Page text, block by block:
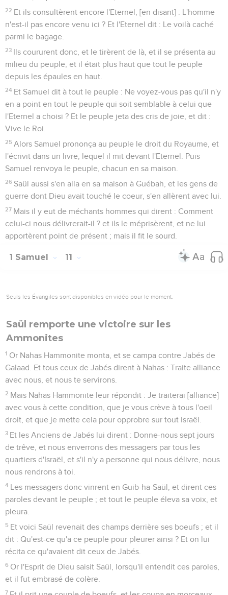
22 Et ils consultèrent encore l'Eternel, [en disant] : L'homme
n'est-il pas encore venu ici ? Et l'Eternel dit : Le voilà caché
parmi le bagage.
23 Ils coururent donc, et le tirèrent de là, et il se présenta au
milieu du peuple, et il était plus haut que tout le peuple
depuis les épaules en haut.
24 Et Samuel dit à tout le peuple : Ne voyez-vous pas qu'il n'y
en a point en tout le peuple qui soit semblable à celui que
l'Eternel a choisi ? Et le peuple jeta des cris de joie, et dit :
Vive le Roi.
25 Alors Samuel prononça au peuple le droit du Royaume, et
l'écrivit dans un livre, lequel il mit devant l'Eternel. Puis
Samuel renvoya le peuple, chacun en sa maison.
26 Saül aussi s'en alla en sa maison à Guébah, et les gens de
guerre dont Dieu avait touché le coeur, s'en allèrent avec lui.
27 Mais il y eut de méchants hommes qui dirent : Comment
celui-ci nous délivrerait-il ? et ils le méprisèrent, et ne lui
apportèrent point de présent ; mais il fit le sourd.
1 Samuel 11
Seuls les Évangiles sont disponibles en vidéo pour le moment.
Saül remporte une victoire sur les
Ammonites
1 Or Nahas Hammonite monta, et se campa contre Jabés de
Galaad. Et tous ceux de Jabés dirent à Nahas : Traite alliance
avec nous, et nous te servirons.
2 Mais Nahas Hammonite leur répondit : Je traiterai [alliance]
avec vous à cette condition, que je vous crève à tous l'oeil
droit, et que je mette cela pour opprobre sur tout Israël.
3 Et les Anciens de Jabés lui dirent : Donne-nous sept jours
de trêve, et nous enverrons des messagers par tous les
quartiers d'Israël, et s'il n'y a personne qui nous délivre, nous
nous rendrons à toi.
4 Les messagers donc vinrent en Guib-ha-Saül, et dirent ces
paroles devant le peuple ; et tout le peuple éleva sa voix, et
pleura.
5 Et voici Saül revenait des champs derrière ses boeufs ; et il
dit : Qu'est-ce qu'a ce peuple pour pleurer ainsi ? Et on lui
récita ce qu'avaient dit ceux de Jabés.
6 Or l'Esprit de Dieu saisit Saül, lorsqu'il entendit ces paroles,
et il fut embrasé de colère.
7